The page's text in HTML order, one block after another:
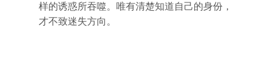
样的诱惑所吞噬。唯有清楚知道自己的身份，
才不致迷失方向。